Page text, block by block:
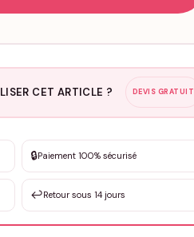
CET ARTICLE ? DEVIS GRATUIT
3 à 10€ selon la demande
🔒Paiement 100% sécurisé
↩️Retour sous 14 jours